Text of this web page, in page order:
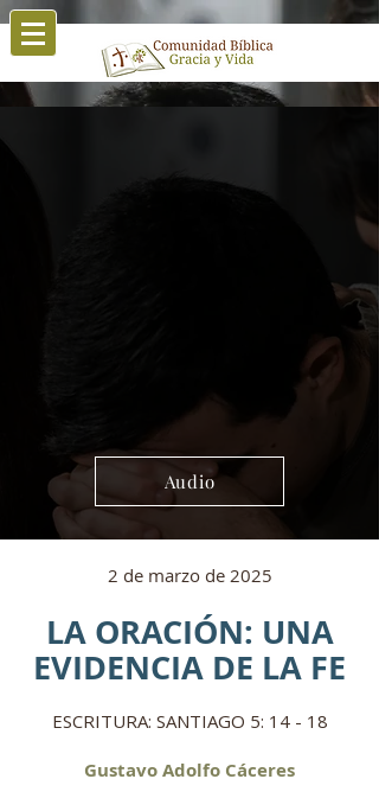
Audio
2 de marzo de 2025
LA ORACIÓN: UNA
EVIDENCIA DE LA FE
ESCRITURA: SANTIAGO 5: 14 - 18
Gustavo Adolfo Cáceres